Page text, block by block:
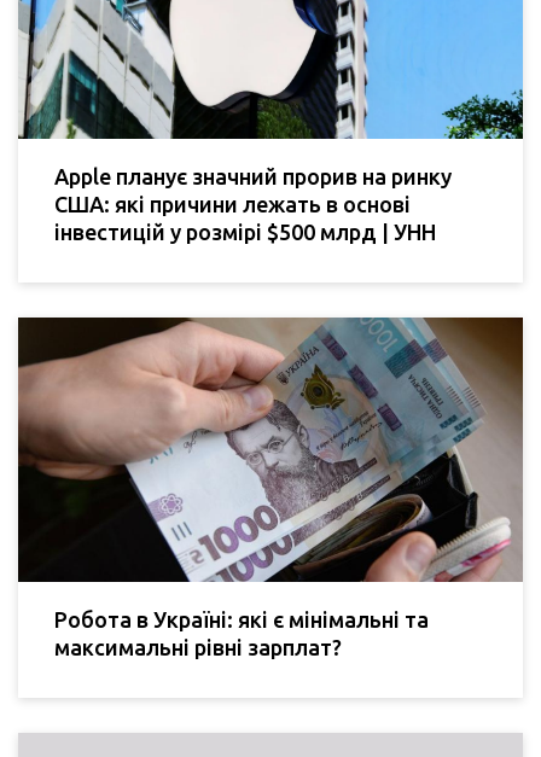
Apple планує значний прорив на ринку
США: які причини лежать в основі
інвестицій у розмірі $500 млрд | УНН
Робота в Україні: які є мінімальні та
максимальні рівні зарплат?